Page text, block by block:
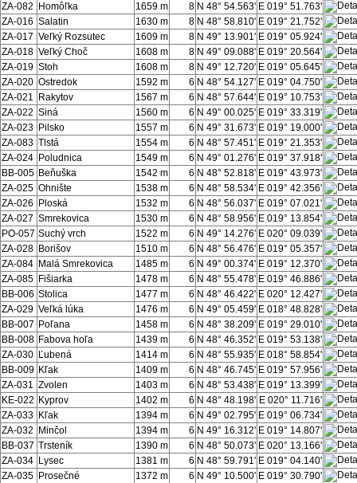
ZA-082
Homôľka 1659 m 8 N 48° 54.563' E 019° 51.763'
ZA-016 Salatin 1630 m 8 N 48° 58.810' E 019° 21.752'
ZA-017 Veľký Rozsutec 1609 m 8 N 49° 13.901' E 019° 05.924'
ZA-018 Veľký Choč 1608 m 8 N 49° 09.088' E 019° 20.564'
ZA-019 Stoh 1608 m 8 N 49° 12.720' E 019° 05.645'
ZA-020 Ostredok 1592 m 6 N 48° 54.127' E 019° 04.750'
ZA-021
Rakytov 1567 m 6 N 48° 57.644' E 019° 10.753'
ZA-022 Siná 1560 m 6 N 49° 00.025' E 019° 33.319'
ZA-023 Pilsko 1557 m 6 N 49° 31.673' E 019° 19.000'
ZA-083 Tlstá 1554 m 6 N 48° 57.451' E 019° 21.353'
ZA-024 Poludnica 1549 m 6 N 49° 01.276' E 019° 37.918'
BB-005 Beňuška 1542 m 6 N 48° 52.818' E 019° 43.973'
ZA-025 Ohnište 1538 m 6 N 48° 58.534' E 019° 42.356'
ZA-026
Ploská 1532 m 6 N 48° 56.037' E 019° 07.021'
ZA-027 Smrekovica 1530 m 6 N 48° 58.956' E 019° 13.854'
PO-057 Suchý vrch 1522 m 6 N 49° 14.276' E 020° 09.039'
ZA-028 Borišov 1510 m 6 N 48° 56.476' E 019° 05.357'
ZA-084 Malá Smrekovica 1485 m 6 N 49° 00.374' E 019° 12.370'
ZA-085 Fišiarka 1478 m 6 N 48° 55.478' E 019° 46.886'
BB-006 Stolica 1477 m 6 N 48° 46.422' E 020° 12.427'
ZA-029 Veľká lúka 1476 m 6 N 49° 05.459' E 018° 48.828'
BB-007 Poľana 1458 m 6 N 48° 38.209' E 019° 29.010'
BB-008 Fabova hoľa 1439 m 6 N 48° 46.352' E 019° 53.138'
ZA-030 Ľubená 1414 m 6 N 48° 55.935' E 018° 58.854'
BB-009 Kľak 1409 m 6 N 48° 46.745' E 019° 57.956'
ZA-031 Zvolen 1403 m 6 N 48° 53.438' E 019° 13.399'
KE-022 Kyprov 1402 m 6 N 48° 48.198' E 020° 11.716'
ZA-033 Kľak 1394 m 6 N 49° 02.795' E 019° 06.734'
ZA-032
Minčol 1394 m 6 N 49° 16.312' E 019° 14.807'
BB-037 Trsteník 1390 m 6 N 48° 50.073' E 020° 13.166'
ZA-034 Lysec 1381 m 6 N 48° 59.791' E 019° 04.140'
ZA-035 Prosečné 1372 m 6 N 49° 10.500' E 019° 30.790'